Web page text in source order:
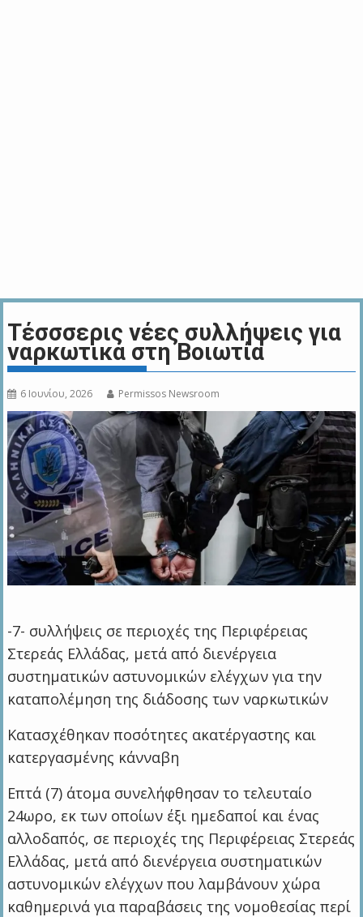
Τέσσσερις νέες συλλήψεις για
ναρκωτικά στη Βοιωτία
6 Ιουνίου, 2026 Permissos Newsroom
-7- συλλήψεις σε περιοχές της Περιφέρειας
Στερεάς Ελλάδας, μετά από διενέργεια
συστηματικών αστυνομικών ελέγχων για την
καταπολέμηση της διάδοσης των ναρκωτικών
Κατασχέθηκαν ποσότητες ακατέργαστης και
κατεργασμένης κάνναβη
Επτά (7) άτομα συνελήφθησαν το τελευταίο
24ωρο, εκ των οποίων έξι ημεδαποί και ένας
αλλοδαπός, σε περιοχές της Περιφέρειας Στερεάς
Ελλάδας, μετά από διενέργεια συστηματικών
αστυνομικών ελέγχων που λαμβάνουν χώρα
καθημερινά για παραβάσεις της νομοθεσίας περί